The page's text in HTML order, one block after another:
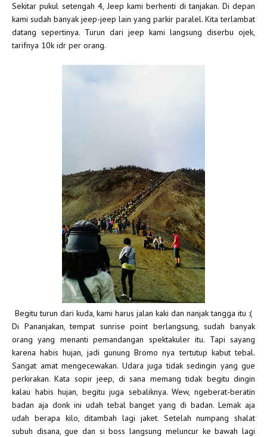
Sekitar pukul setengah 4, Jeep kami berhenti di tanjakan. Di depan
kami sudah banyak jeep-jeep lain yang parkir paralel. Kita terlambat
datang sepertinya. Turun dari jeep kami langsung diserbu ojek,
tarifnya 10k idr per orang.
Begitu turun dari kuda, kami harus jalan kaki dan nanjak tangga itu :(
Di Pananjakan, tempat sunrise point berlangsung, sudah banyak
orang yang menanti pemandangan spektakuler itu. Tapi sayang
karena habis hujan, jadi gunung Bromo nya tertutup kabut tebal.
Sangat amat mengecewakan. Udara juga tidak sedingin yang gue
perkirakan. Kata sopir jeep, di sana memang tidak begitu dingin
kalau habis hujan, begitu juga sebaliknya. Wew, ngeberat-beratin
badan aja donk ini udah tebal banget yang di badan. Lemak aja
udah berapa kilo, ditambah lagi jaket. Setelah numpang shalat
subuh disana, gue dan si boss langsung meluncur ke bawah lagi